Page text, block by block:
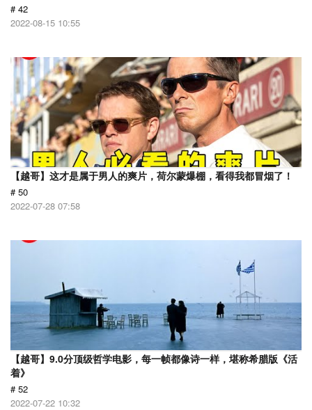
# 42
2022-08-15 10:55
【越哥】这才是属于男人的爽片，荷尔蒙爆棚，看得我都冒烟了！
# 50
2022-07-28 07:58
【越哥】9.0分顶级哲学电影，每一帧都像诗一样，堪称希腊版《活
着》
# 52
2022-07-22 10:32